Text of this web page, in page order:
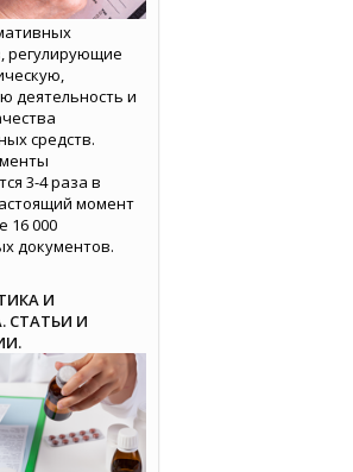
регулирующие
деятельность и
средств.
3-4 раза в
момент
16 000
документов.
И
СТАТЬИ И